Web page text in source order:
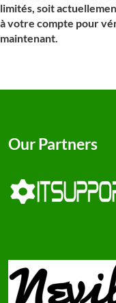
limités, soit
à votre compte pour
maintenant.
Our Partners